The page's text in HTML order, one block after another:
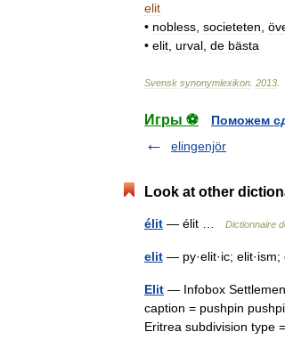
elit
• nobless societeten
• elit urval de bästa
Svensk synonymlexikon 2013
Игры ⚽
Поможем
elingenjör
Look at other
élit — élit … Dictionnaire
elit — py·elit·ic;
Elit — Infobox
caption = pushpin
Eritrea subdivision